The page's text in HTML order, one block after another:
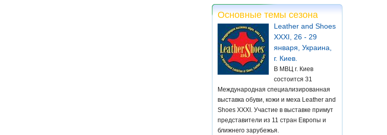
Основные темы сезона
Leather and Shoes
XXXI, 26 - 29
января, Украина,
г. Киев.
В МВЦ г. Киев
состоится 31
Международная специализированная
выставка обуви, кожи и меха Leather and
Shoes XXXI. Участие в выставке примут
представители из 11 стран Европы и
ближнего зарубежья.